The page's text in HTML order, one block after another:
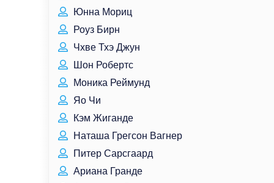
Юнна Мориц
Роуз Бирн
Чхве Тхэ Джун
Шон Робертс
Моника Реймунд
Яо Чи
Кэм Жиганде
Наташа Грегсон Вагнер
Питер Сарсгаард
Ариана Гранде